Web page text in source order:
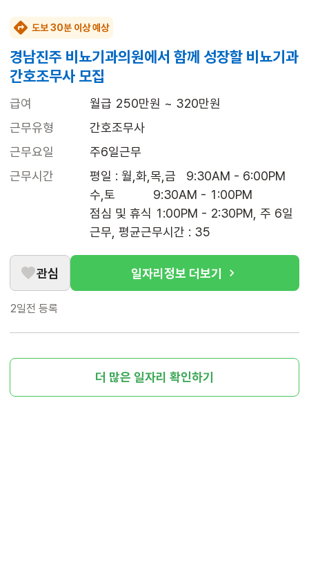
도보 30분 이상 예상
경남진주 비뇨기과의원에서 함께 성장할 비뇨기과
간호조무사 모집
급여
월급 250만원 ~ 320만원
근무유형
간호조무사
근무요일
주6일근무
근무시간
평일 : 월,화,목,금   9:30AM - 6:00PM
수,토           9:30AM - 1:00PM
점심 및 휴식 1:00PM - 2:30PM, 주 6일
근무, 평균근무시간 : 35
관심 일자리정보 더보기
2일전 등록
더 많은 일자리 확인하기